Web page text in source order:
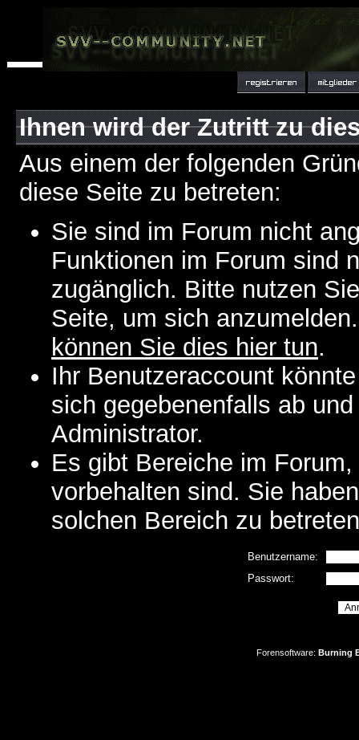
Ihnen wird der Zutritt zu
Aus einem der folgenden
diese Seite zu betreten:
Sie sind im Forum nicht
Funktionen im Forum sind
zugänglich. Bitte nutzen
Seite, um sich
können Sie dies hier tun.
Ihr Benutzeraccount
sich gegebenenfalls ab
Administrator.
Es gibt Bereiche im
vorbehalten sind. Sie
solchen Bereich zu
Benutzername:
Passwort:
Forensoftware: Burning